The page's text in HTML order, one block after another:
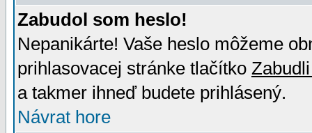
Zabudol som heslo!
Nepanikárte! Vaše heslo môžeme
prihlasovacej stránke tlačítko
a takmer ihneď budete prihlásený.
Návrat hore